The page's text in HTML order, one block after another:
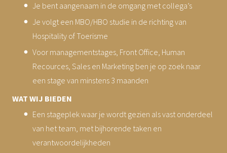
Je bent aangenaam in de omgang met collega’s
Je volgt een MBO/HBO studie in de richting van
Hospitality of Toerisme
Voor managementstages, Front Office, Human
Recources, Sales en Marketing ben je op zoek naar
een stage van minstens 3 maanden
WAT WIJ BIEDEN
Een stageplek waar je wordt gezien als vast onderdeel
van het team, met bijhorende taken en
verantwoordelijkheden